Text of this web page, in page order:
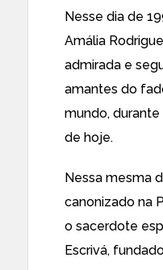
Nesse dia de
Amália
admirada e
amantes do
mundo,
de hoje.
Nessa mesma
canonizado na
o sacerdote
Escrivá,